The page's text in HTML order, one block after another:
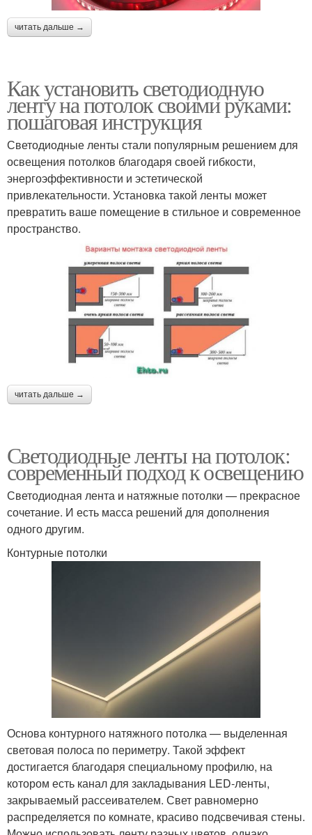
читать дальше →
Как установить светодиодную
ленту на потолок своими руками:
пошаговая инструкция
Светодиодные ленты стали популярным решением для
освещения потолков благодаря своей гибкости,
энергоэффективности и эстетической
привлекательности. Установка такой ленты может
превратить ваше помещение в стильное и современное
пространство.
читать дальше →
Светодиодные ленты на потолок:
современный подход к освещению
Светодиодная лента и натяжные потолки — прекрасное
сочетание. И есть масса решений для дополнения
одного другим.
Контурные потолки
Основа контурного натяжного потолка — выделенная
световая полоса по периметру. Такой эффект
достигается благодаря специальному профилю, на
котором есть канал для закладывания LED-ленты,
закрываемый рассеивателем. Свет равномерно
распределяется по комнате, красиво подсвечивая стены.